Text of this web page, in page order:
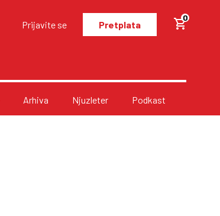
Prijavite se Pretplata
0
Arhiva Njuzleter Podkast